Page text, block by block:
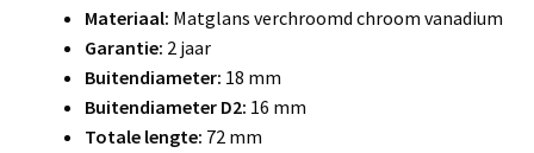
Materiaal: Matglans verchroomd chroom vanadium
Garantie: 2 jaar
Buitendiameter: 18 mm
Buitendiameter D2: 16 mm
Totale lengte: 72 mm